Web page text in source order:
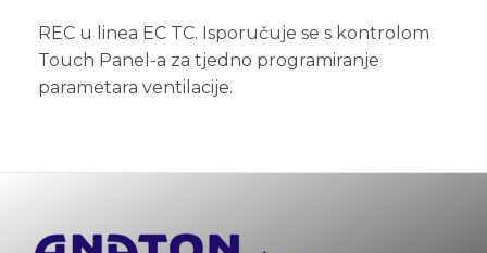
REC u linea EC TC. Isporučuje se s kontrolom
Touch Panel-a za tjedno programiranje
parametara ventilacije.